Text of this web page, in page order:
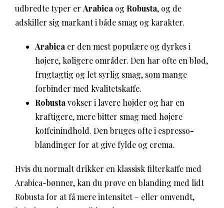
udbredte typer er Arabica og Robusta, og de
adskiller sig markant i både smag og karakter.
Arabica er den mest populære og dyrkes i
højere, køligere områder. Den har ofte en blød,
frugtagtig og let syrlig smag, som mange
forbinder med kvalitetskaffe.
Robusta vokser i lavere højder og har en
kraftigere, mere bitter smag med højere
koffeinindhold. Den bruges ofte i espresso-
blandinger for at give fylde og crema.
Hvis du normalt drikker en klassisk filterkaffe med
Arabica-bønner, kan du prøve en blanding med lidt
Robusta for at få mere intensitet – eller omvendt,